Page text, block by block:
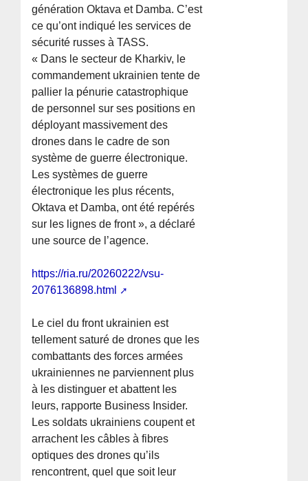
génération Oktava et Damba. C’est
ce qu’ont indiqué les services de
sécurité russes à TASS.
« Dans le secteur de Kharkiv, le
commandement ukrainien tente de
pallier la pénurie catastrophique
de personnel sur ses positions en
déployant massivement des
drones dans le cadre de son
système de guerre électronique.
Les systèmes de guerre
électronique les plus récents,
Oktava et Damba, ont été repérés
sur les lignes de front », a déclaré
une source de l’agence.
https://ria.ru/20260222/vsu-
2076136898.html
Le ciel du front ukrainien est
tellement saturé de drones que les
combattants des forces armées
ukrainiennes ne parviennent plus
à les distinguer et abattent les
leurs, rapporte Business Insider.
Les soldats ukrainiens coupent et
arrachent les câbles à fibres
optiques des drones qu’ils
rencontrent, quel que soit leur